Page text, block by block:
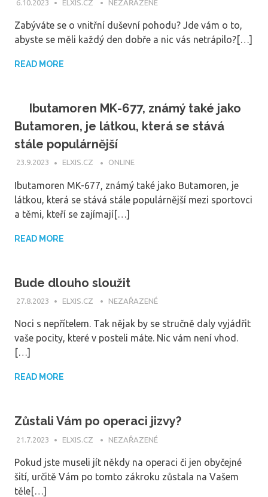
6.10.2023 ELXIS.CZ NEZAŘAZENÉ
Zabýváte se o vnitřní duševní pohodu? Jde vám o to,
abyste se měli každý den dobře a nic vás netrápilo?[…]
READ MORE
Ibutamoren MK-677, známý také jako
Butamoren, je látkou, která se stává
stále populárnější
23.9.2023 ELXIS.CZ ONLINE
Ibutamoren MK-677, známý také jako Butamoren, je
látkou, která se stává stále populárnější mezi sportovci
a těmi, kteří se zajímají[…]
READ MORE
Bude dlouho sloužit
27.8.2023 ELXIS.CZ NEZAŘAZENÉ
Noci s nepřítelem. Tak nějak by se stručně daly vyjádřit
vaše pocity, které v posteli máte. Nic vám není vhod.
[…]
READ MORE
Zůstali Vám po operaci jizvy?
21.7.2023 ELXIS.CZ NEZAŘAZENÉ
Pokud jste museli jít někdy na operaci či jen obyčejné
šití, určitě Vám po tomto zákroku zůstala na Vašem
těle[…]